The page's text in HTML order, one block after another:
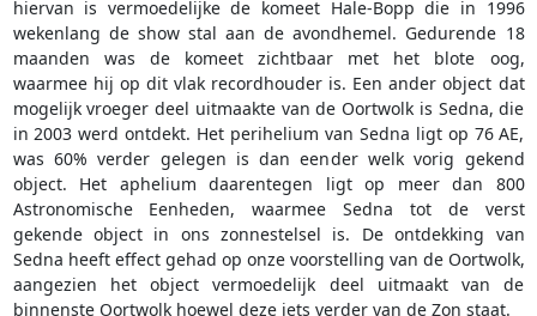
hiervan is vermoedelijke de komeet Hale-Bopp die in 1996
wekenlang de show stal aan de avondhemel. Gedurende 18
maanden was de komeet zichtbaar met het blote oog,
waarmee hij op dit vlak recordhouder is. Een ander object dat
mogelijk vroeger deel uitmaakte van de Oortwolk is Sedna, die
in 2003 werd ontdekt. Het perihelium van Sedna ligt op 76 AE,
was 60% verder gelegen is dan eender welk vorig gekend
object. Het aphelium daarentegen ligt op meer dan 800
Astronomische Eenheden, waarmee Sedna tot de verst
gekende object in ons zonnestelsel is. De ontdekking van
Sedna heeft effect gehad op onze voorstelling van de Oortwolk,
aangezien het object vermoedelijk deel uitmaakt van de
binnenste Oortwolk hoewel deze iets verder van de Zon staat.